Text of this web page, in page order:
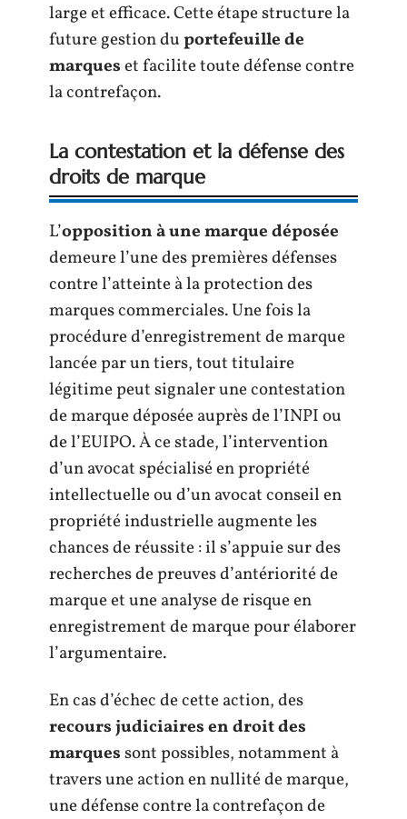
large et efficace. Cette étape structure la
future gestion duportefeuille de
marqueset facilite toute défense contre
la contrefaçon.
La contestation et la défense des
droits de marque
L’opposition à une marque déposée
demeure l’une des premières défenses
contre l’atteinte à la protection des
marques commerciales. Une fois la
procédure d’enregistrement de marque
lancée par un tiers, tout titulaire
légitime peut signaler une contestation
de marque déposée auprès de l’INPI ou
de l’EUIPO. À ce stade, l’intervention
d’un avocat spécialisé en propriété
intellectuelle ou d’un avocat conseil en
propriété industrielle augmente les
chances de réussite : il s’appuie sur des
recherches de preuves d’antériorité de
marque et une analyse de risque en
enregistrement de marque pour élaborer
l’argumentaire.
En cas d’échec de cette action, des
recours judiciaires en droit des
marquessont possibles, notamment à
travers une action en nullité de marque,
une défense contre la contrefaçon de